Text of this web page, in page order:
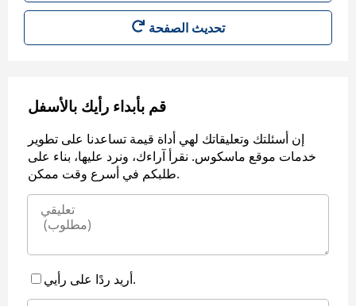
تحديث الصفحة
قم بأبداء رأيك بالأسفل
إن أسئلتك وتعليقاتك لهي أداة قيمة تساعدنا على تطوير
خدمات موقع ماسكوس. نقرأ آراءك، ونرد عليها، بناء على
طلبكم في أسرع وقت ممكن.
أريد ردًا على رأيي.